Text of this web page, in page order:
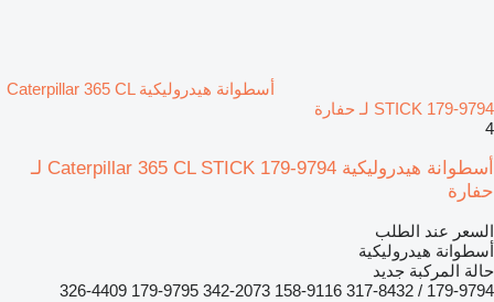
أسطوانة هيدروليكية Caterpillar 365 CL
STICK 179-9794 لـ حفارة
4
أسطوانة هيدروليكية Caterpillar 365 CL STICK 179-9794 لـ
حفارة
السعر عند الطلب
أسطوانة هيدروليكية
حالة المركبة جديد
179-9794 / 317-8432 158-9116 342-2073 179-9795 326-4409